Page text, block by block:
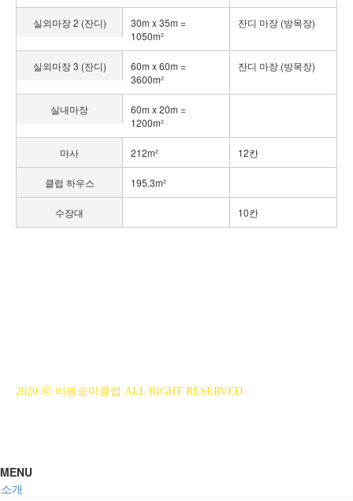
실외마장 2 (잔디)
30m x 35m =
1050m²
잔디 마장 (방목장)
실외마장 3 (잔디)
60m x 60m =
3600m²
잔디 마장 (방목장)
실내마장
60m x 20m =
1200m²
마사 212m² 12칸
클럽 하우스 195.3m²
수장대 10칸
2020 ⓒ 비봉승마클럽 ALL RIGHT RESERVED
MENU
소개